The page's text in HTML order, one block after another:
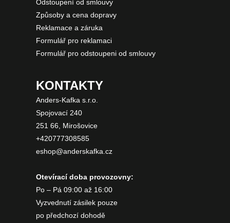
Odstoupení od smlouvy
Způsoby a cena dopravy
Reklamace a záruka
Formulář pro reklamaci
Formulář pro odstoupeni od smlouvy
KONTAKTY
Anders-Kafka s.r.o.
Spojovací 240
251 66, Mirošovice
+420777308585
eshop@anderskafka.cz
Otevírací doba provozovny:
Po – Pá 09:00 až 16:00
Vyzvednutí zásilek pouze
po předchozí dohodě